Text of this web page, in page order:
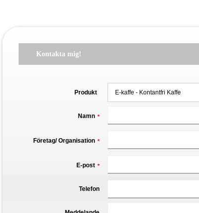
Kontakta mig!
Produkt
Namn *
Företag/ Organisation *
E-post *
Telefon